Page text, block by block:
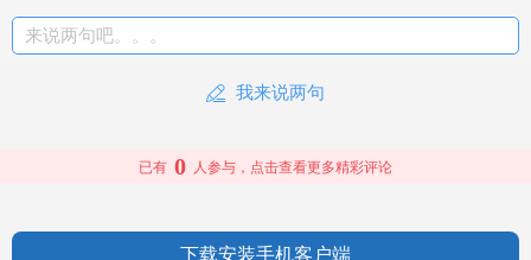
来说两句吧。。。
我来说两句
已有 0 人参与，点击查看更多精彩评论
下载安装手机客户端